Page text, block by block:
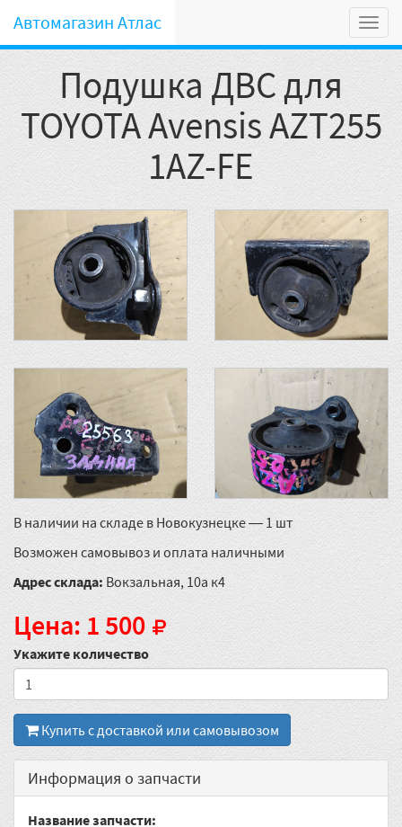
Автомагазин Атлас
Подушка ДВС для
TOYOTA Avensis AZT255
1AZ-FE
В наличии на складе в Новокузнецке — 1 шт
Возможен самовывоз и оплата наличными
Адрес склада: Вокзальная, 10а к4
Цена: 1 500
Укажите количество
Купить с доставкой или самовывозом
Информация о запчасти
Название запчасти: